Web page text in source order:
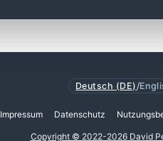
Deutsch (DE) /
Impressum Datenschutz
Copyright © 2022-2026 David